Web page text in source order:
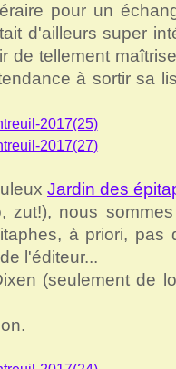
pour un
d'ailleurs super
de tellement
à sortir sa
Jardin des
zut!), nous
à priori, pas
l'éditeur...
(seulement de